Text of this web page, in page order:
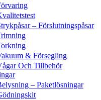
– Förslutningspåsar
& Försegling
Och Tillbehör
– Paketlösningar